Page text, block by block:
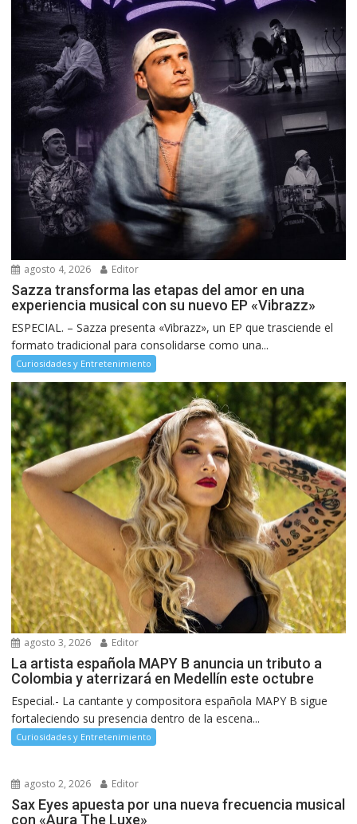
agosto 4, 2026 Editor
Sazza transforma las etapas del amor en una
experiencia musical con su nuevo EP «Vibrazz»
ESPECIAL. – Sazza presenta «Vibrazz», un EP que trasciende el
formato tradicional para consolidarse como una...
Curiosidades y Entretenimiento
agosto 3, 2026 Editor
La artista española MAPY B anuncia un tributo a
Colombia y aterrizará en Medellín este octubre
Especial.- La cantante y compositora española MAPY B sigue
fortaleciendo su presencia dentro de la escena...
Curiosidades y Entretenimiento
agosto 2, 2026 Editor
Sax Eyes apuesta por una nueva frecuencia musical
con «Aura The Luxe»